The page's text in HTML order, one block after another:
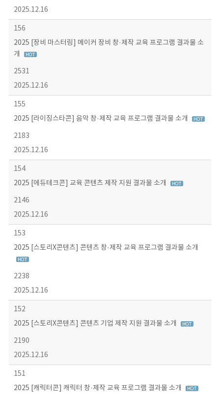
2025.12.16
156
2025 [장비 마스터링] 메이커 장비 창·제작 교육 프로그램 결과물 소
개
2531
2025.12.16
155
2025 [라이징스타콘] 음악 창·제작 교육 프로그램 결과물 소개
2183
2025.12.16
154
2025 [에듀테크콘] 교육 콘텐츠 제작 지원 결과물 소개
2146
2025.12.16
153
2025 [스토리X콘텐츠] 콘텐츠 창·제작 교육 프로그램 결과물 소개
2238
2025.12.16
152
2025 [스토리X콘텐츠] 콘텐츠 기업 제작 지원 결과물 소개
2190
2025.12.16
151
2025 [캐릭터콘] 캐릭터 창·제작 교육 프로그램 결과물 소개